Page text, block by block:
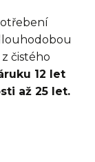
čistého
12 let
až 25 let.